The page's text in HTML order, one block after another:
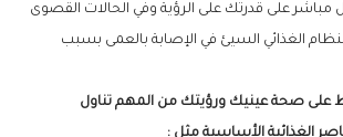
مباشر على قدرتك على الرؤية وفي الحالات القصوى
الغذائي السيئ في الإصابة بالعمى بسبب
على صحة عينيك ورؤيتك من المهم تناول
الغذائية الأساسية مثل :